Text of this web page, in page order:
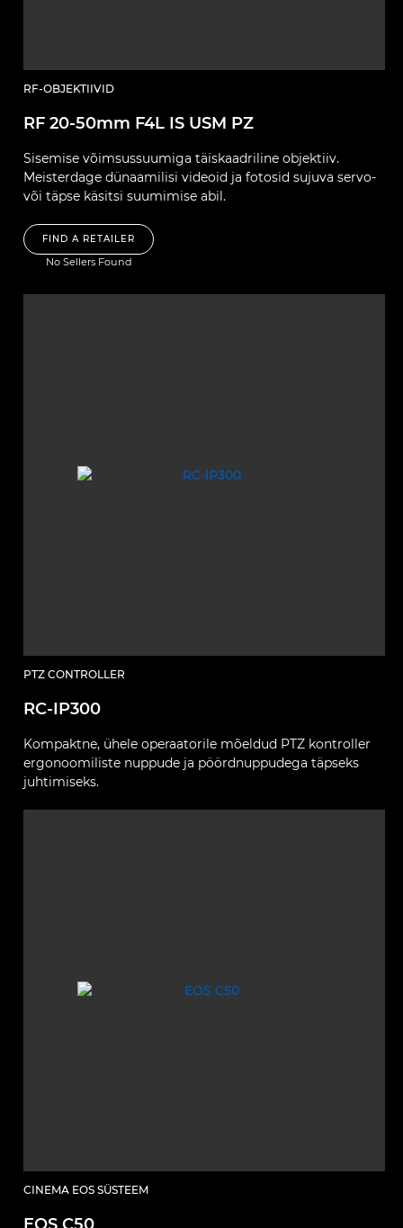
RF-OBJEKTIIVID
RF 20-50mm F4L IS USM PZ
Sisemise võimsussuumiga täiskaadriline objektiiv.
Meisterdage dünaamilisi videoid ja fotosid sujuva servo-
või täpse käsitsi suumimise abil.
FIND A RETAILER
No Sellers Found
PTZ CONTROLLER
RC-IP300
Kompaktne, ühele operaatorile mõeldud PTZ kontroller
ergonoomiliste nuppude ja pöördnuppudega täpseks
juhtimiseks.
CINEMA EOS SÜSTEEM